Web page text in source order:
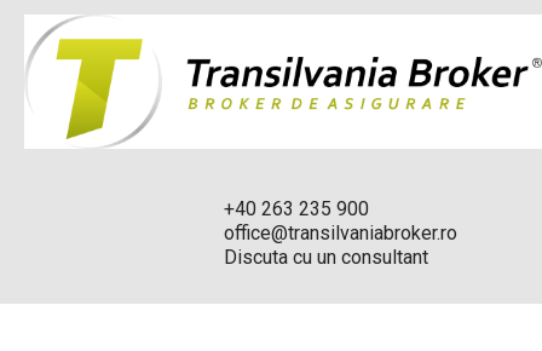
+40 263 235 900
office@transilvaniabroker.ro
Discuta cu un consultant